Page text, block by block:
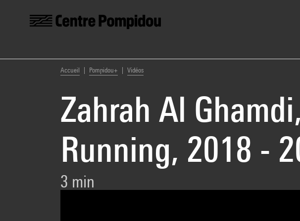
Aller au contenu principal
Vous êtes ici:
Accueil Pompidou+ Vidéos
Zahrah Al
Running, 2018 -
3 min